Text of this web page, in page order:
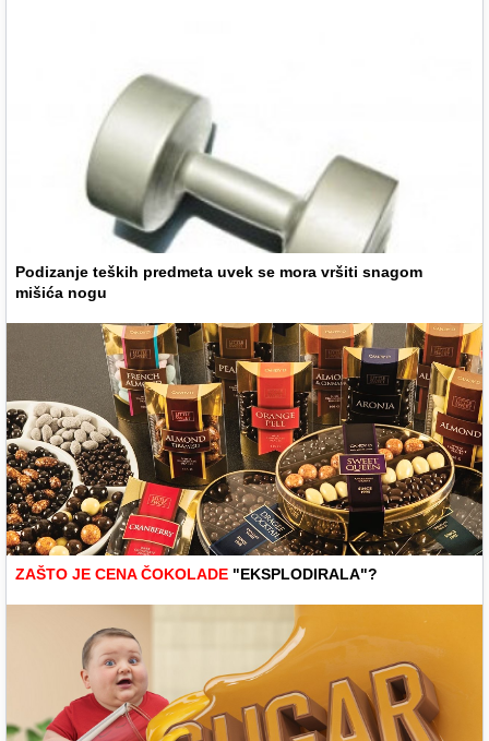
Podizanje teških predmeta uvek se mora vršiti snagom
mišića nogu
ZAŠTO JE CENA ČOKOLADE "EKSPLODIRALA"?